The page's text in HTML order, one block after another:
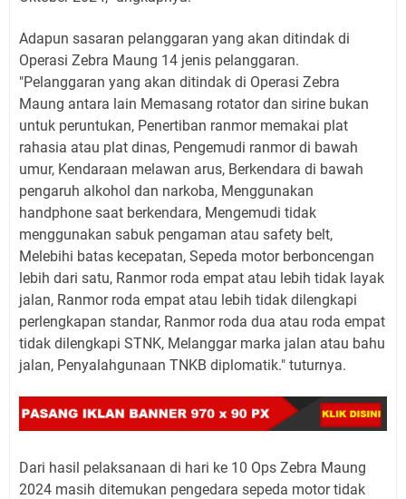
Adapun sasaran pelanggaran yang akan ditindak di
Operasi Zebra Maung 14 jenis pelanggaran.
"Pelanggaran yang akan ditindak di Operasi Zebra
Maung antara lain Memasang rotator dan sirine bukan
untuk peruntukan, Penertiban ranmor memakai plat
rahasia atau plat dinas, Pengemudi ranmor di bawah
umur, Kendaraan melawan arus, Berkendara di bawah
pengaruh alkohol dan narkoba, Menggunakan
handphone saat berkendara, Mengemudi tidak
menggunakan sabuk pengaman atau safety belt,
Melebihi batas kecepatan, Sepeda motor berboncengan
lebih dari satu, Ranmor roda empat atau lebih tidak layak
jalan, Ranmor roda empat atau lebih tidak dilengkapi
perlengkapan standar, Ranmor roda dua atau roda empat
tidak dilengkapi STNK, Melanggar marka jalan atau bahu
jalan, Penyalahgunaan TNKB diplomatik." tuturnya.
Dari hasil pelaksanaan di hari ke 10 Ops Zebra Maung
2024 masih ditemukan pengedara sepeda motor tidak